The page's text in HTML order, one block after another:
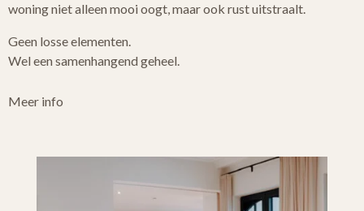
woning niet alleen mooi oogt, maar ook rust uitstraalt.
Geen losse elementen.
Wel een samenhangend geheel.
Meer info